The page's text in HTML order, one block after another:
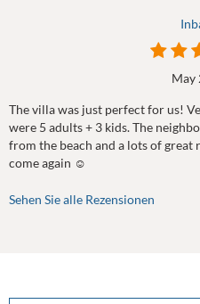
May
The villa was just perfect for us!
were 5 adults + 3 kids. The
from the beach and a lots of great
come again ☺️
Sehen Sie alle Rezensionen